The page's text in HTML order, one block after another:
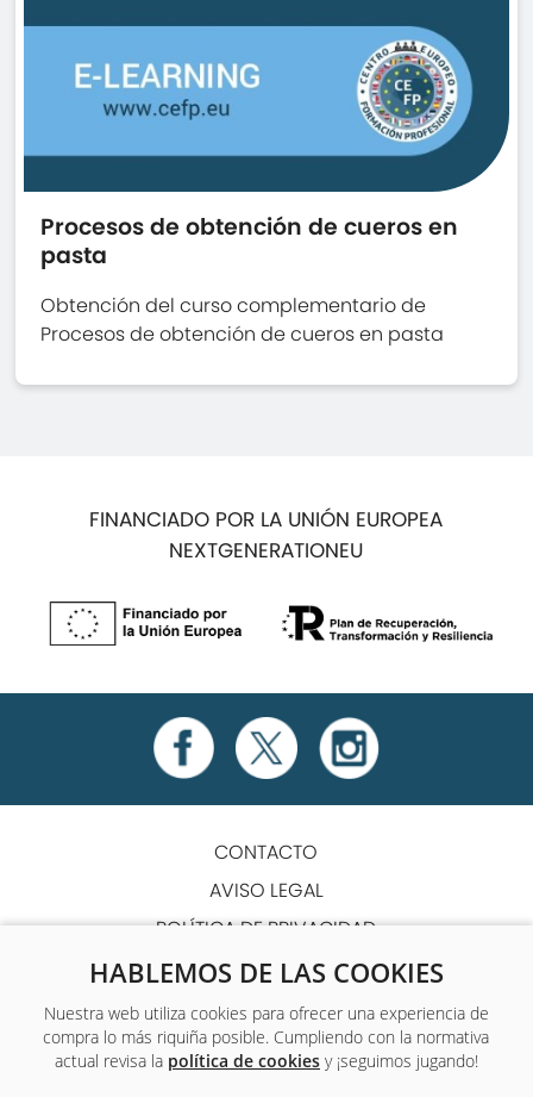
HABLEMOS DE LAS COOKIES
Nuestra web utiliza cookies para ofrecer una experiencia de
compra lo más riquiña posible. Cumpliendo con la normativa
actual revisa la política de cookiesy ¡seguimos jugando!
Procesos de obtención de cueros en
pasta
Obtención del curso complementario de
Procesos de obtención de cueros en pasta
FINANCIADO POR LA UNIÓN EUROPEA
NEXTGENERATIONEU
CONTACTO
AVISO LEGAL
POLÍTICA DE PRIVACIDAD
POLÍTICA DE COOKIES
TÉRMINOS Y CONDICIONES
ACCESIBILIDAD